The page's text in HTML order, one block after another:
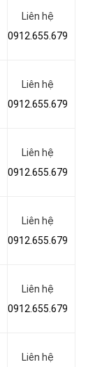
Liên hệ
0912.655.679
Liên hệ
0912.655.679
Liên hệ
0912.655.679
Liên hệ
0912.655.679
Liên hệ
0912.655.679
Liên hệ